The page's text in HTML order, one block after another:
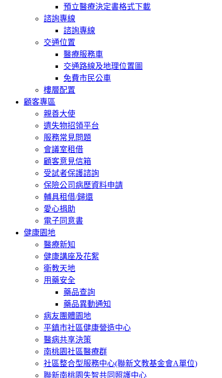
預立醫療決定書格式下載
諮詢專線
諮詢專線
交通位置
醫療服務車
交通路線及地理位置圖
免費市民公車
樓層配置
顧客專區
親善大使
遺失物招領平台
服務常見問題
會議室租借
顧客意見信箱
受試者保護諮詢
保險公司病歷資料申請
輔具租借/歸還
愛心捐助
電子同意書
健康園地
醫療新知
健康講座及花絮
衛教天地
用藥安全
藥品查詢
藥品異動通知
病友團體園地
平鎮市社區健康營造中心
醫病共享決策
南桃園社區醫療群
社區整合型服務中心(聯新文教基金會A單位)
聯新南桃園失智共同照護中心